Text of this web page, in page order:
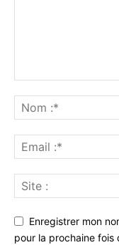
Enregistrer mon
pour la prochaine fois